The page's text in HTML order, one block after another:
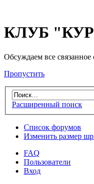
КЛУБ
Обсуждаем все
Пропустить
Расширенный поиск
Список форумов
Изменить размер
FAQ
Пользователи
Вход